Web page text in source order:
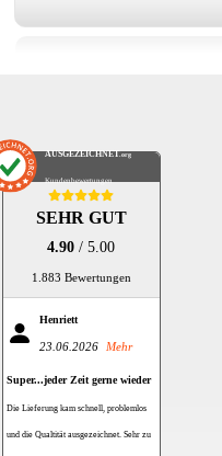
AUSGEZEICHNET .org
Kundenbewertungen
SEHR GUT
4.90/ 5.00
1.883 Bewertungen
Henriett
23.06.2026 Mehr
Super...jeder Zeit gerne wieder
Die Lieferung kam schnell, problemlos
und die Qualtität ausgezeichnet. Sehr zu